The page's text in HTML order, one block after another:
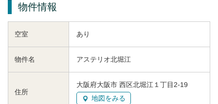
物件情報
空室 あり
物件名 アステリオ北堀江
住所
大阪府大阪市 西区北堀江１丁目2-19
地図をみる